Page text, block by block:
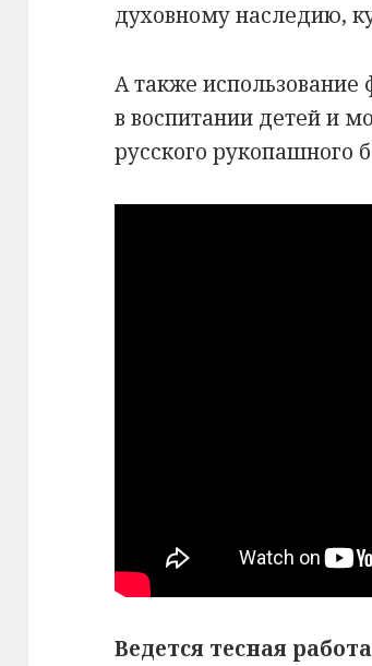
духовному наследию,
А также
в воспитании детей и
русского рукопашного
Ведется тесная